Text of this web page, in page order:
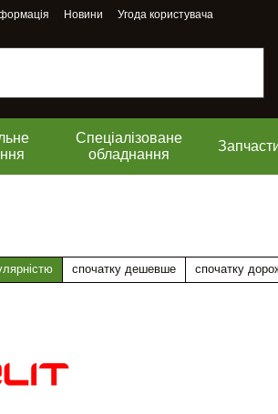
Новини Угода користувача
Спеціалізоване
обладнання
спочатку дешевше спочатку